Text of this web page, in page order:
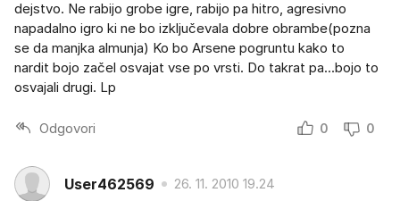
dejstvo. Ne rabijo grobe igre, rabijo pa hitro, agresivno
napadalno igro ki ne bo izključevala dobre obrambe(pozna
se da manjka almunja) Ko bo Arsene pogruntu kako to
nardit bojo začel osvajat vse po vrsti. Do takrat pa...bojo to
osvajali drugi. Lp
Odgovori 0 0
User462569 26. 11. 2010 19.24